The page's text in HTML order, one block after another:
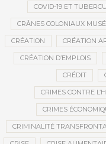
COVID-19 ET
CRÂNES COLONIAUX
CRÉATION CRÉATION
CRÉATION D’EMPLOIS
CRÉDIT
CRIMES CONTRE
CRIMES
CRIMINALITÉ